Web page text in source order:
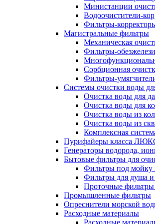
Министанции
Водоочистители-
Фильтры-
Магистральные фильтры
Механическая
Фильтры-
Сорбционная
Фильтры-
Системы очистки воды
Очистка воды для
Очистка воды для
Очистка воды из
Очистка воды из
Комплексная
Пурифайеры класса
Генераторы водорода,
Бытовые фильтры для
Фильтры под мойку
Фильтры для душа и
Проточные фильтры
Промышленные фильтры
Опреснители морской
Расходные материалы
Расходные